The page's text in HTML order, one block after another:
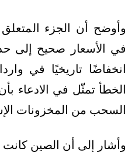
وأوضح أن الجزء المتعلق
في الأسعار صحيح إلى حد
انخفاضًا تاريخيًا في
الخطأ تمثّل في الادعاء
السحب من المخزونات
وأشار إلى أن الصين